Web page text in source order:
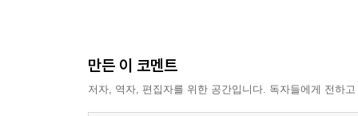
만든 이 코멘트
저자, 역자, 편집자를 위한 공간입니다. 독자들에게 전하